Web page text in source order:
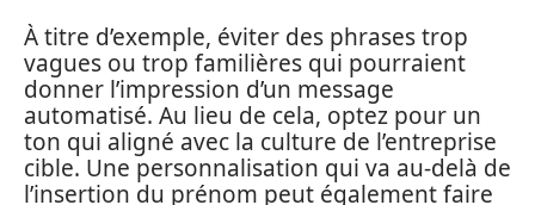
À titre d’exemple, éviter des phrases trop
vagues ou trop familières qui pourraient
donner l’impression d’un message
automatisé. Au lieu de cela, optez pour un
ton qui aligné avec la culture de l’entreprise
cible. Une personnalisation qui va au-delà de
l’insertion du prénom peut également faire